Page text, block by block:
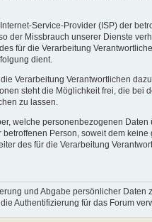
Service-Provider (ISP) der
der Missbrauch unserer Dienste
für die Verarbeitung
dient.
Verarbeitung Verantwortlichen
steht die Möglichkeit frei, die
zu lassen.
welche personenbezogenen
Person, soweit dem
des für die Verarbeitung
und Abgabe persönlicher Daten
Authentifizierung für das Forum